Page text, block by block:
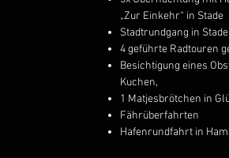
„Zur Einkehr“ in Stade
Stadtrundgang in Stade
4 geführte Radtouren
Besichtigung eines
Kuchen,
1 Matjesbrötchen in
Fährüberfahrten
Hafenrundfahrt in